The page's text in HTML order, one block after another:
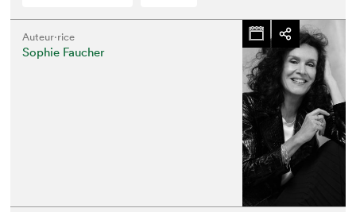
Auteur·rice
Sophie Faucher